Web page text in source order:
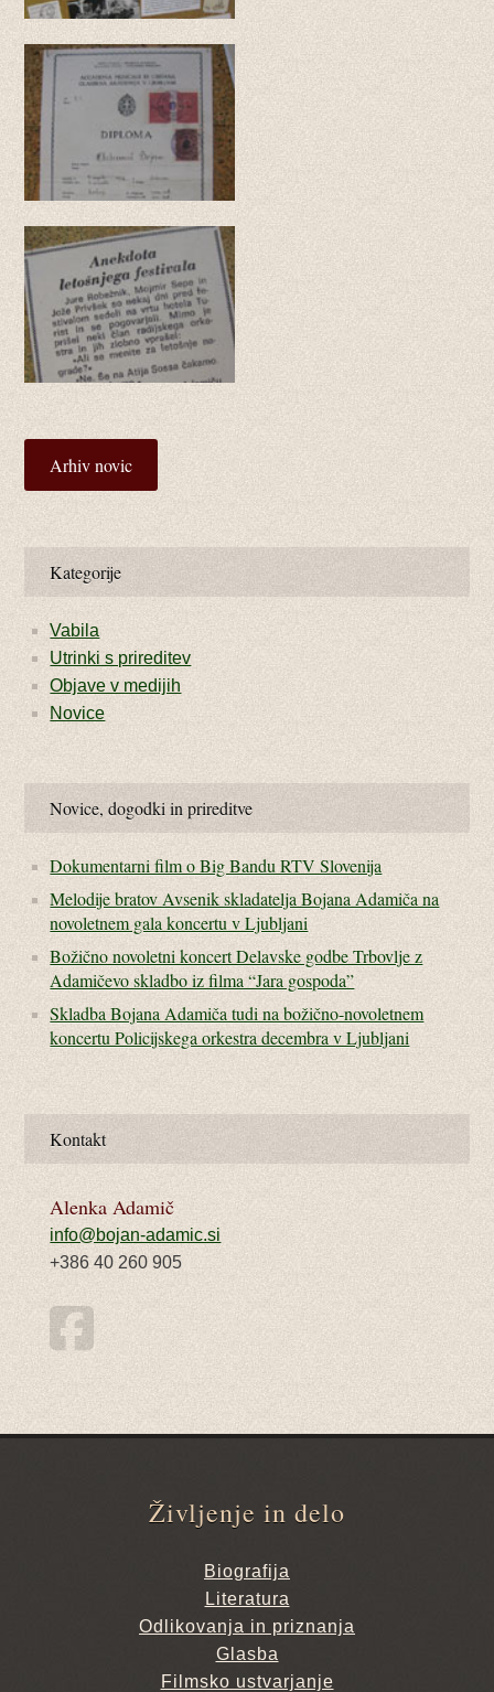
Arhiv novic
Kategorije
Vabila
Utrinki s prireditev
Objave v medijih
Novice
Novice, dogodki in prireditve
Dokumentarni film o Big Bandu RTV Slovenija
Melodije bratov Avsenik skladatelja Bojana Adamiča na
novoletnem gala koncertu v Ljubljani
Božično novoletni koncert Delavske godbe Trbovlje z
Adamičevo skladbo iz filma “Jara gospoda”
Skladba Bojana Adamiča tudi na božično-novoletnem
koncertu Policijskega orkestra decembra v Ljubljani
Kontakt
Alenka Adamič
info@bojan-adamic.si
+386 40 260 905
Življenje in delo
Biografija
Literatura
Odlikovanja in priznanja
Glasba
Filmsko ustvarjanje